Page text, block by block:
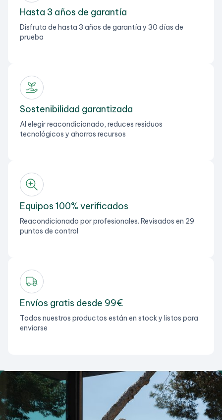
Hasta 3 años de garantía
Disfruta de hasta 3 años de garantía y 30 días de
prueba
Sostenibilidad garantizada
Al elegir reacondicionado, reduces residuos
tecnológicos y ahorras recursos
Equipos 100% verificados
Reacondicionado por profesionales. Revisados en 29
puntos de control
Envíos gratis desde 99€
Todos nuestros productos están en stock y listos para
enviarse